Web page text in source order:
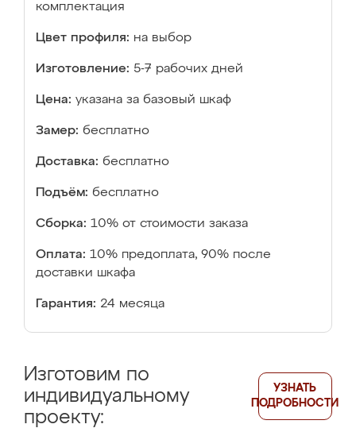
комплектация
Цвет профиля: на выбор
Изготовление: 5-7 рабочих дней
Цена: указана за базовый шкаф
Замер: бесплатно
Доставка: бесплатно
Подъём: бесплатно
Сборка: 10% от стоимости заказа
Оплата: 10% предоплата, 90% после
доставки шкафа
Гарантия: 24 месяца
Изготовим по
индивидуальному
проекту:
УЗНАТЬ
ПОДРОБНОСТИ